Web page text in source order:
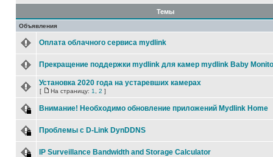
Темы
Объявления
Оплата облачного сервиса mydlink
Прекращение поддержки mydlink для камер mydlink Baby
Установка 2020 года на устаревших камерах
[ На страницу: 1 2 ]
Внимание! Необходимо обновление приложений Mydlink Home
Проблемы с D-Link DynDDNS
IP Surveillance Bandwidth and Storage Calculator